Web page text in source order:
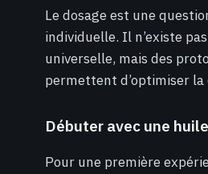
Le dosage est une
individuelle. Il n’existe
universelle, mais des
permettent d’optimiser la
Débuter avec une
Pour une première